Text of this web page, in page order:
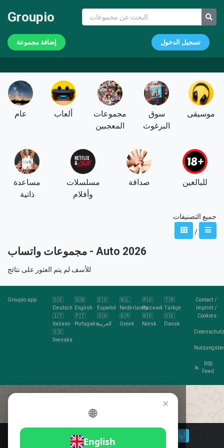
Groupio
إضافة مجموعة تسجيل الدخول
عام ألعاب
مجموعات
المعجبين
سوق
البرغوث
موسيقى
مساعدة
ذاتية
مسلسلات
وأفلام
صداقة للبالغين
جميع التصنيفات
/
مجموعات واتساب - Auto 2026
للأسف لم يتم العثور على نتائج
Groupio.app
🇩🇪
Deutsch
🇬🇧
English
🇪🇸
Español
🇳🇱
Nederlands
🇷🇺
Русский
🇹🇷
Türkçe
🇮🇹
Italiano
🇵🇹
Português
🇸🇦
العربية
🇬🇷
Greek
🇳🇴
Norsk
🇩🇰
Dansk
🇸🇪
Svenska
Contact/
Imprint/
Cookies
RSS
Feed
مزيد من المعلومات أوافق
×
🌐
English